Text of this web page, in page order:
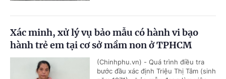
Xác minh, xử lý vụ bảo mẫu có hành vi bạo
hành trẻ em tại cơ sở mầm non ở TPHCM
(Chinhphu.vn) - Quá trình điều tra
bước đầu xác định Triệu Thị Tâm (sinh